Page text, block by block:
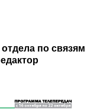
по связям